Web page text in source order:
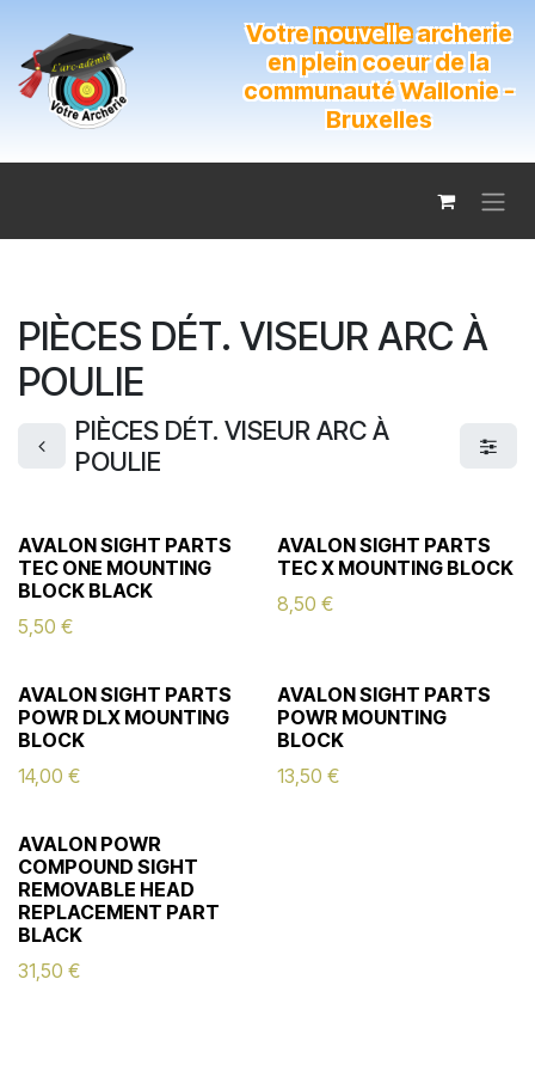
Votrenouvellearcherie
en plein coeur de la
communauté Wallonie -
Bruxelles
PIÈCES DÉT. VISEUR ARC À
POULIE
PIÈCES DÉT. VISEUR ARC À
POULIE
AVALON SIGHT PARTS
TEC ONE MOUNTING
BLOCK BLACK
5,50 €
AVALON SIGHT PARTS
TEC X MOUNTING BLOCK
8,50 €
AVALON SIGHT PARTS
POWR DLX MOUNTING
BLOCK
14,00 €
AVALON SIGHT PARTS
POWR MOUNTING
BLOCK
13,50 €
AVALON POWR
COMPOUND SIGHT
REMOVABLE HEAD
REPLACEMENT PART
BLACK
31,50 €